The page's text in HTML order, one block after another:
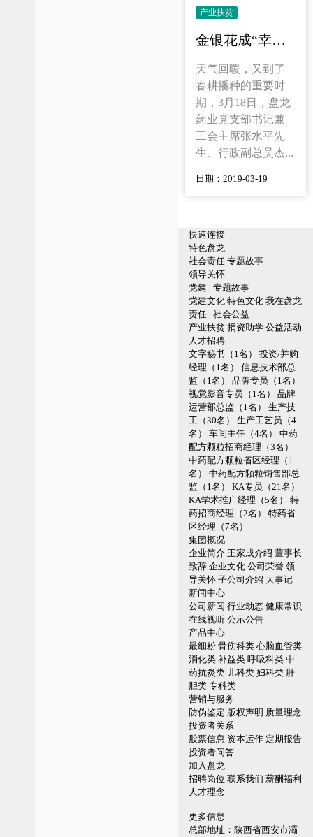
产业扶贫
金银花成“幸福花” 带动农民致富
天气回暖，又到了
春耕播种的重要时
期，3月18日，盘龙
药业党支部书记兼
工会主席张水平先
生、行政副总吴杰...
日期：2019-03-19
快速连接
特色盘龙
社会责任 专题故事
领导关怀
党建 | 专题故事
党建文化 特色文化 我在盘龙
责任 | 社会公益
产业扶贫 捐资助学 公益活动
人才招聘
文字秘书（1名）
投资/并购
经理（1名）
信息技术部总
监（1名）
品牌专员（1名）
视觉影音专员（1名）
品牌
运营部总监（1名）
生产技
工（30名）
生产工艺员（4
名）
车间主任（4名）
中药
配方颗粒招商经理（3名）
中药配方颗粒省区经理（1
名）
中药配方颗粒销售部总
监（1名）
KA专员（21名）
KA学术推广经理（5名）
特
药招商经理（2名）
特药省
区经理（7名）
集团概况
企业简介 王家成介绍 董事长
致辞 企业文化 公司荣誉 领
导关怀 子公司介绍 大事记
新闻中心
公司新闻 行业动态 健康常识
在线视听 公示公告
产品中心
最细粉 骨伤科类 心脑血管类
消化类 补益类 呼吸科类 中
药抗炎类 儿科类 妇科类 肝
胆类 专科类
营销与服务
防伪鉴定 版权声明 质量理念
投资者关系
股票信息 资本运作 定期报告
投资者问答
加入盘龙
招聘岗位 联系我们 薪酬福利
人才理念
更多信息
总部地址： 陕西省西安市灞